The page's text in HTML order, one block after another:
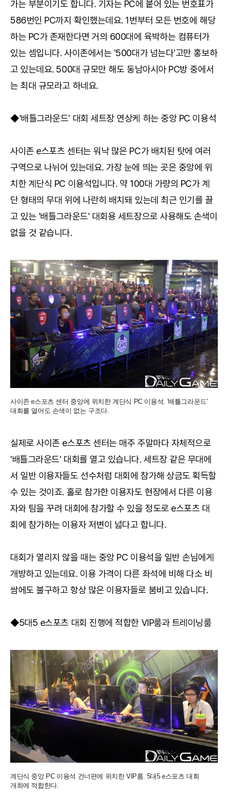
가는 부분이기도 합니다. 기자는 PC에 붙어 있는 번호표가
586번인 PC까지 확인했는데요. 1번부터 모든 번호에 해당
하는 PC가 존재한다면 거의 600대에 육박하는 컴퓨터가
있는 셈입니다. 사이존에서는 '500대가 넘는다'고만 홍보하
고 있는데요. 500대 규모만 해도 동남아시아 PC방 중에서
는 최대 규모라고 하네요.
◆'배틀그라운드' 대회 세트장 연상케 하는 중앙 PC 이용석
사이존 e스포츠 센터는 워낙 많은 PC가 배치된 탓에 여러
구역으로 나뉘어 있는데요. 가장 눈에 띄는 곳은 중앙에 위
치한 계단식 PC 이용석입니다. 약 100대 가량의 PC가 계
단 형태의 무대 위에 나란히 배치돼 있는데 최근 인기를 끌
고 있는 '배틀그라운드' 대회용 세트장으로 사용해도 손색이
없을 것 같습니다.
사이존 e스포츠 센터 중앙에 위치한 계단식 PC 이용석. '배틀그라운드'
대회를 열어도 손색이 없는 구조다.
실제로 사이존 e스포츠 센터는 매주 주말마다 자체적으로
'배틀그라운드' 대회를 열고 있습니다. 세트장 같은 무대에
서 일반 이용자들도 선수처럼 대회에 참가해 상금도 획득할
수 있는 것이죠. 홀로 참가한 이용자도 현장에서 다른 이용
자와 팀을 꾸려 대회에 참가할 수 있을 정도로 e스포츠 대
회에 참가하는 이용자 저변이 넓다고 합니다.
대회가 열리지 않을 때는 중앙 PC 이용석을 일반 손님에게
개방하고 있는데요. 이용 가격이 다른 좌석에 비해 다소 비
쌈에도 불구하고 항상 많은 이용자들로 붐비고 있습니다.
◆5대5 e스포츠 대회 진행에 적합한 VIP룸과 트레이닝룸
계단식 중앙 PC 이용석 건너편에 위치한 VIP룸. 5대5 e스포츠 대회
개최에 적합한다.